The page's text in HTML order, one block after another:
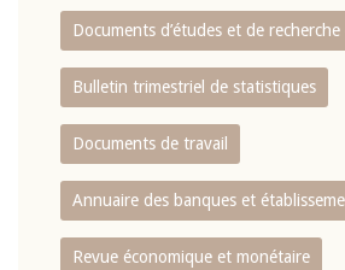
Documents d’études et de recherche
Bulletin trimestriel de statistiques
Documents de travail
Annuaire des banques et
Revue économique et monétaire